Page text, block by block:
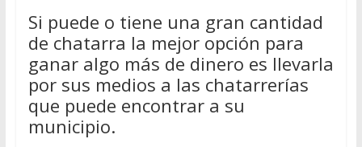
Si puede o tiene una gran cantidad
de chatarra la mejor opción para
ganar algo más de dinero es llevarla
por sus medios a las chatarrerías
que puede encontrar a su
municipio.